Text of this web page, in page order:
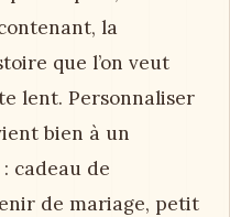
la
que l’on veut
lent. Personnaliser
bien à un
: cadeau de
de mariage, petit